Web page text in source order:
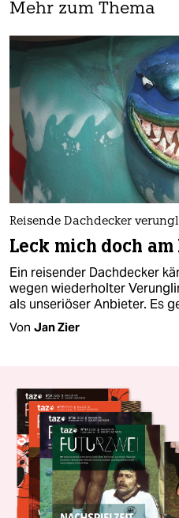
Mehr zum Thema
Reisende Dachdecker
Leck mich doch am
Ein reisender Dachdecker
wegen wiederholter
als unseriöser Anbieter. Es
Von Jan Zier